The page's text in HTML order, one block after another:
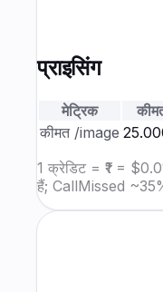
प्राइसिंग
मेट्रिक
कीमत /image
1 क्रेडिट = ₹1 =
हैं; CallMissed